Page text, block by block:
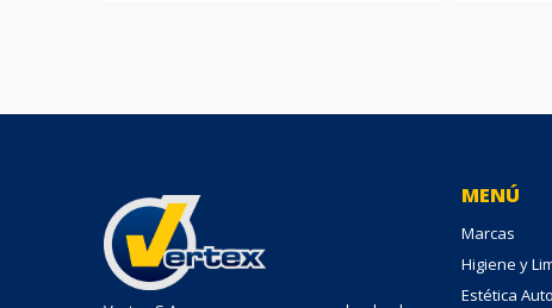
MENÚ
Marcas
Higiene y
Estética